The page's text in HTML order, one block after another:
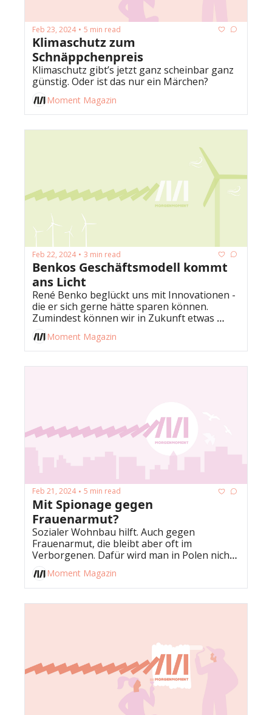
Feb 23, 2024 • 5 min read
Klimaschutz zum
Schnäppchenpreis
Klimaschutz gibt’s jetzt ganz scheinbar ganz
günstig. Oder ist das nur ein Märchen?
Moment Magazin
Feb 22, 2024 • 3 min read
Benkos Geschäftsmodell kommt
René Benko beglückt uns mit Innovationen -
die er sich gerne hätte sparen können.
Zumindest können wir in Zukunft etwas
besser durchatmen, wenn wir uns darüber
aufregen.
Moment Magazin
Feb 21, 2024 • 5 min read
Mit Spionage gegen
Frauenarmut?
Sozialer Wohnbau hilft. Auch gegen
Frauenarmut, die bleibt aber oft im
Verborgenen. Dafür wird man in Polen nicht
mehr ausspioniert.
Moment Magazin